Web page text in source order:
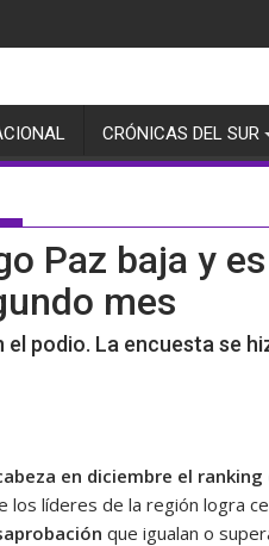
CRÓNICAS DEL SUR
Paz baja y
mes
el podio. La encuesta se
en diciembre el
los líderes de la región logra
que igualan o